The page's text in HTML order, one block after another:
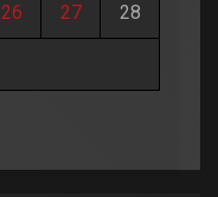
26 27 28